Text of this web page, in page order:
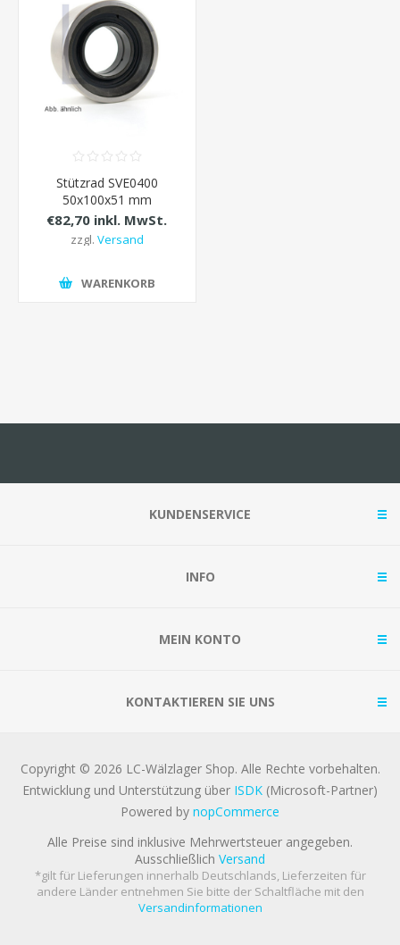
Stützrad SVE0400
50x100x51 mm
€82,70 inkl. MwSt.
zzgl. Versand
WARENKORB
KUNDENSERVICE
INFO
MEIN KONTO
KONTAKTIEREN SIE UNS
Copyright © 2026 LC-Wälzlager Shop. Alle Rechte vorbehalten.
Entwicklung und Unterstützung über ISDK (Microsoft-Partner)
Powered by nopCommerce
Alle Preise sind inklusive Mehrwertsteuer angegeben.
Ausschließlich Versand
*gilt für Lieferungen innerhalb Deutschlands, Lieferzeiten für
andere Länder entnehmen Sie bitte der Schaltfläche mit den
Versandinformationen